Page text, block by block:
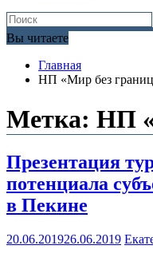
Вы читаете
Главная
НП «Мир без
Метка: НП
Презентация
потенциала
в Пекине
20.06.201926.06.2019